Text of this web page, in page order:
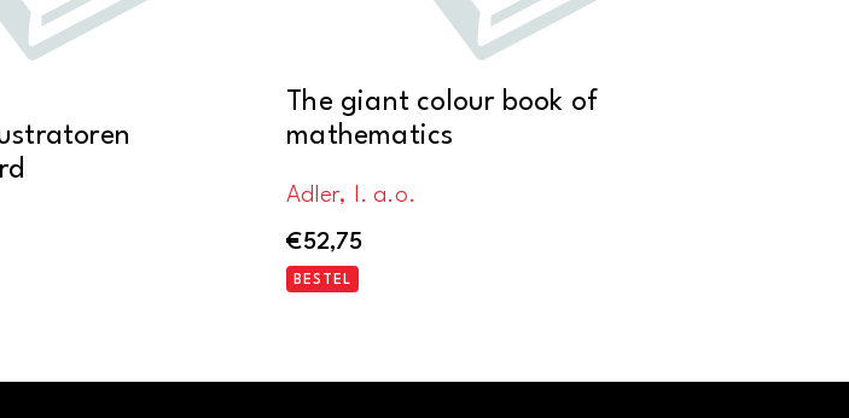
The giant colour book of
mathematics
Adler, I. a.o.
€52,75
BESTEL